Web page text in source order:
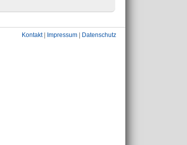
Kontakt| Impressum Datenschutz